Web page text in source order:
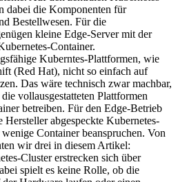
dabei die Komponenten für
Bestellwesen. Für die
kleine Edge-Server mit der
Container.
Kuberntes-Plattformen, wie
(Red Hat), nicht so einfach auf
Das wäre technisch zwar machbar,
vollausgestatteten Plattformen
betreiben. Für den Edge-Betrieb
Hersteller abgespeckte Kubernetes-
Container beanspruchen. Von
wir drei in diesem Artikel:
Cluster erstrecken sich über
spielt es keine Rolle, ob die